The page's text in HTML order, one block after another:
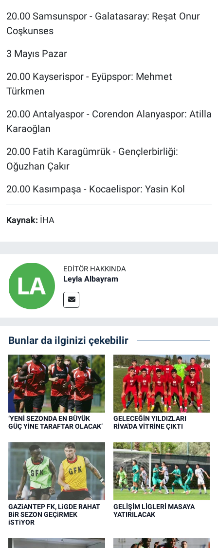
20.00 Samsunspor - Galatasaray: Reşat Onur
Coşkunses
3 Mayıs Pazar
20.00 Kayserispor - Eyüpspor: Mehmet
Türkmen
20.00 Antalyaspor - Corendon Alanyaspor: Atilla
Karaoğlan
20.00 Fatih Karagümrük - Gençlerbirliği:
Oğuzhan Çakır
20.00 Kasımpaşa - Kocaelispor: Yasin Kol
Kaynak: İHA
EDITÖR HAKKINDA
Leyla Albayram
Bunlar da ilginizi çekebilir
‘YENİ SEZONDA EN BÜYÜK
GÜÇ YİNE TARAFTAR OLACAK’
GELECEĞİN YILDIZLARI
RİVA'DA VİTRİNE ÇIKTI
GAZiANTEP FK, LiGDE RAHAT
BiR SEZON GEÇiRMEK
iSTiYOR
GELİŞİM LİGLERİ MASAYA
YATIRILACAK